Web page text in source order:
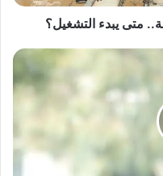
متى يبدء التشغيل؟